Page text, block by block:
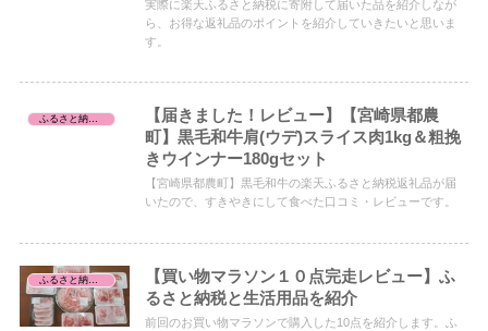
実際に楽天ふるさと納税に寄附して届いた品を紹介しなが
ら、お得な返礼品のポイントを紹介していきたいと思いま
す。
ふるさと納税レビュー
【届きました！レビュー】【宮崎県都農
町】黒毛和牛肩(ウデ)スライス肉1kg＆粗挽
きウインナー180gセット
【宮崎県都農町】黒毛和牛の楽天ふるさと納税返礼品が届
いたので、すきやきにして食べた口コミ・レビューです。
【買い物マラソン１０点完走レビュー】ふ
るさと納税と生活用品を紹介
前回のお買い物マラソンで購入した10点を紹介します。ふ